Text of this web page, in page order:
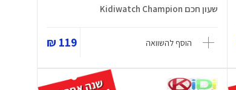
שעון חכם Kidiwatch Champion
הוסף להשוואה 119 ₪